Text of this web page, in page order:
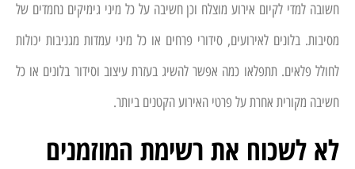
חשובה למדי לקיום אירוע מוצלח וכן חשיבה על כל מיני גימיקים נחמדים של
מסיבות. בלונים לאירועים, סידורי פרחים או כל מיני עמדות מגניבות יכולות
לחולל פלאים. תתפלאו כמה אפשר להשיג בעזרת עיצוב וסידור בלונים או כל
חשיבה מקורית אחרת על פרטי האירוע הקטנים ביותר.
לא לשכוח את רשימת המוזמנים